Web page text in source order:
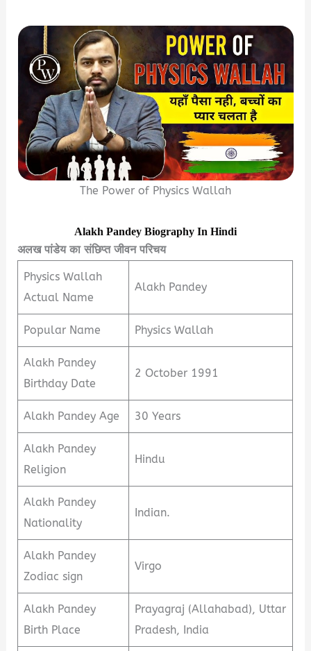
The Power of Physics Wallah
Alakh Pandey Biography In Hindi
अलख पांडेय का संछिप्त जीवन परिचय
Physics Wallah
Actual Name
Alakh Pandey
Popular Name Physics Wallah
Alakh Pandey
Birthday Date
2 October 1991
Alakh Pandey Age 30 Years
Alakh Pandey
Religion
Hindu
Alakh Pandey
Nationality
Indian.
Alakh Pandey
Zodiac sign
Virgo
Alakh Pandey
Birth Place
Prayagraj (Allahabad), Uttar
Pradesh, India